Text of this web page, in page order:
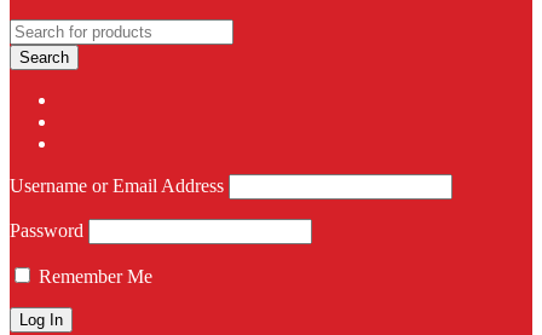
Username or Email Address
Password
Remember Me